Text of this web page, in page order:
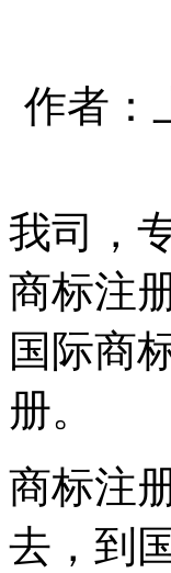
作者：
我司，
商标注
国际商
册。
商标注
去，到